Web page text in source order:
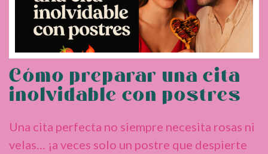
Cómo preparar una cita
inolvidable con postres
Una cita perfecta no siempre necesita rosas ni
velas… ¡a veces solo un postre que despierte